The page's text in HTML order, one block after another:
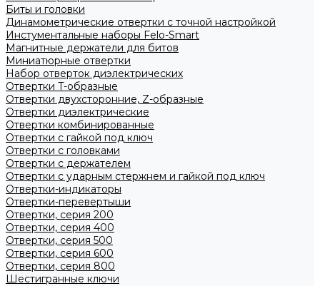
Биты и головки
Динамометрические отвертки с точной настройкой
Инстументальные наборы Felo-Smart
Магнитные держатели для битов
Миниатюрные отвертки
Набор отверток диэлектрических
Отвертки T-образные
Отвертки двухсторонние, Z-образные
Отвертки диэлектрические
Отвертки комбинированные
Отвертки с гайкой под ключ
Отвертки с головками
Отвертки с держателем
Отвертки с ударным стержнем и гайкой под ключ
Отвертки-индикаторы
Отвертки-перевертыши
Отвертки, серия 200
Отвертки, серия 400
Отвертки, серия 500
Отвертки, серия 600
Отвертки, серия 800
Шестигранные ключи